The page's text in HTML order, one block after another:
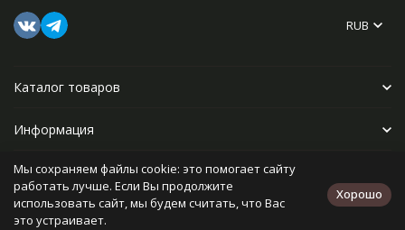
RUB
Каталог товаров
Информация
Прочее
Политика персональных данных
Мы сохраняем файлы cookie: это помогает сайту
работать лучше. Если Вы продолжите
использовать сайт, мы будем считать, что Вас
это устраивает.
Хорошо